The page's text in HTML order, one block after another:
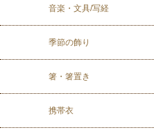
音楽・文具/写経
季節の飾り
箸・箸置き
携帯衣